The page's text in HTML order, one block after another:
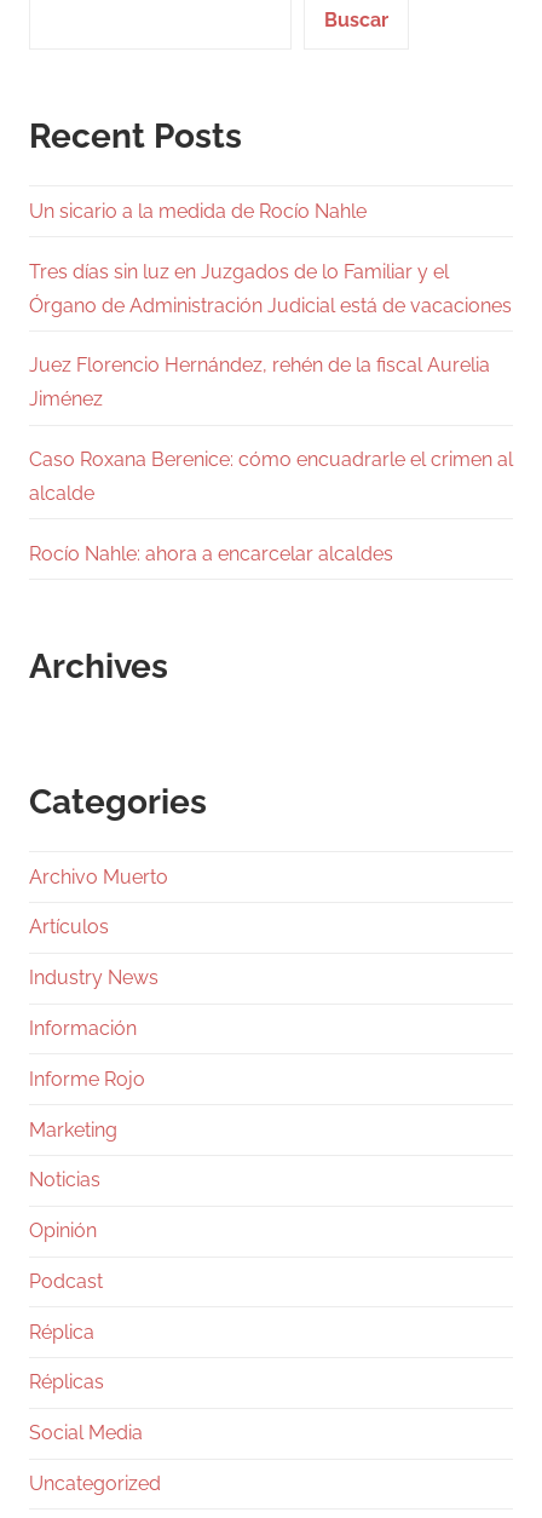
Buscar
Recent Posts
Un sicario a la medida de Rocío Nahle
Tres días sin luz en Juzgados de lo Familiar y el
Órgano de Administración Judicial está de vacaciones
Juez Florencio Hernández, rehén de la fiscal Aurelia
Jiménez
Caso Roxana Berenice: cómo encuadrarle el crimen al
alcalde
Rocío Nahle: ahora a encarcelar alcaldes
Archives
Categories
Archivo Muerto
Artículos
Industry News
Información
Informe Rojo
Marketing
Noticias
Opinión
Podcast
Réplica
Réplicas
Social Media
Uncategorized